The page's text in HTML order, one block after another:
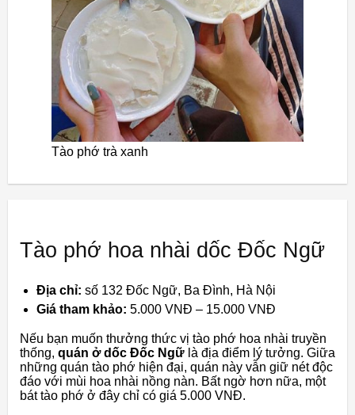
Tào phớ trà xanh
Tào phớ hoa nhài dốc Đốc Ngữ
Địa chỉ: số 132 Đốc Ngữ, Ba Đình, Hà Nội
Giá tham khảo: 5.000 VNĐ – 15.000 VNĐ
Nếu bạn muốn thưởng thức vị tào phớ hoa nhài truyền
thống, quán ở dốc Đốc Ngữ là địa điểm lý tưởng. Giữa
những quán tào phớ hiện đại, quán này vẫn giữ nét độc
đáo với mùi hoa nhài nồng nàn. Bất ngờ hơn nữa, một
bát tào phớ ở đây chỉ có giá 5.000 VNĐ.